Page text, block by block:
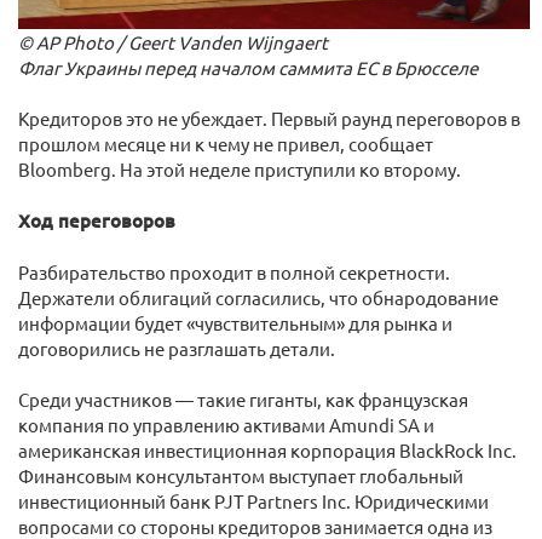
© AP Photo / Geert Vanden Wijngaert
Флаг Украины перед началом саммита ЕС в Брюсселе
Кредиторов это не убеждает. Первый раунд переговоров в
прошлом месяце ни к чему не привел, сообщает
Bloomberg. На этой неделе приступили ко второму.
Ход переговоров
Разбирательство проходит в полной секретности.
Держатели облигаций согласились, что обнародование
информации будет «чувствительным» для рынка и
договорились не разглашать детали.
Среди участников — такие гиганты, как французская
компания по управлению активами Amundi SA и
американская инвестиционная корпорация BlackRock Inc.
Финансовым консультантом выступает глобальный
инвестиционный банк PJT Partners Inc. Юридическими
вопросами со стороны кредиторов занимается одна из